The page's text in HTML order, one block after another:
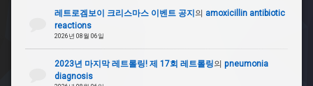
레트로겜보이 크리스마스 이벤트 공지의 amoxicillin antibiotic
reactions
2026년 08월 06일
2023년 마지막 레트롤링! 제 17회 레트롤링의 pneumonia
diagnosis